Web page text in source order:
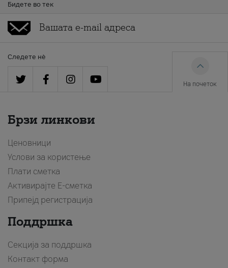
Бидете во тек
Следете нè
На почеток
Брзи линкови
Ценовници
Услови за користење
Плати сметка
Активирајте Е-сметка
Припејд регистрација
Поддршка
Секција за поддршка
Контакт форма